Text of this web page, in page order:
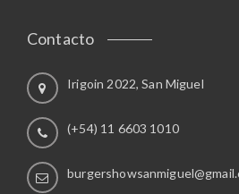
Contacto
Irigoin 2022, San Miguel
(+54) 11 6603 1010